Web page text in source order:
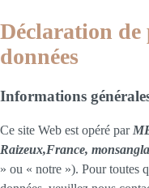
Déclaration de
données
Informations
Ce site Web est opéré par
Raizeux,France,
» ou « notre »). Pour toutes